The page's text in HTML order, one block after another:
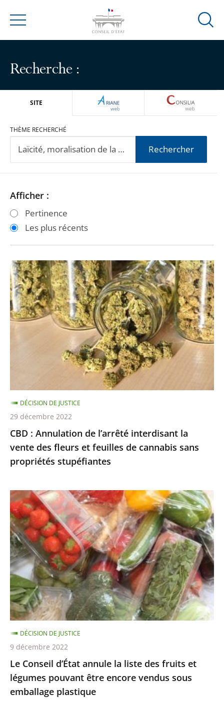
Menu
Ouvrir
Recherche :
SITE ARIANEWEB
THÈME RECHERCHÉ
Rechercher
Passer
les
filtres
après
Passer
les
filtres
avant
Afficher :
Pertinence
Les plus récents
CBD
:
Annulation
de
l’arrêté
fleurs
et
feuilles
de
cannabis
sans
stupéfiantes
CBD : Annulation de l’arrêté interdisant la
vente des fleurs et feuilles de cannabis sans
propriétés stupéfiantes
DÉCISION DE JUSTICE
29 décembre 2022
Le
Conseil
d’État
annule
la
liste
des
fruits
et
légumes
pouvant
être
encore
vendus
sous
Le Conseil d’État annule la liste des fruits et
légumes pouvant être encore vendus sous
emballage plastique
DÉCISION DE JUSTICE
9 décembre 2022